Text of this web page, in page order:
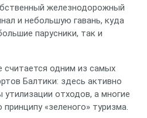
железнодорожный
и небольшую гавань, куда
парусники, так и
одним из самых
Балтики: здесь активно
отходов, а многие
«зеленого» туризма.